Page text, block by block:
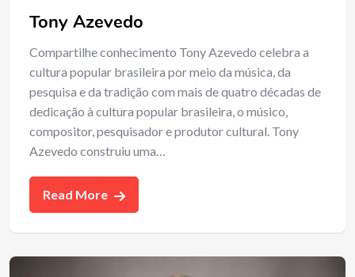
Tony Azevedo
Compartilhe conhecimento Tony Azevedo celebra a
cultura popular brasileira por meio da música, da
pesquisa e da tradição com mais de quatro décadas de
dedicação à cultura popular brasileira, o músico,
compositor, pesquisador e produtor cultural. Tony
Azevedo construiu uma…
Read More